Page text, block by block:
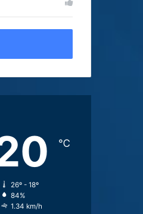
℃
26º - 18º
84%
1.34 km/h